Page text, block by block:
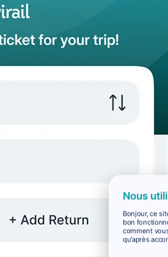
Nous
Bonjour, ce
bon
comment
qu'après